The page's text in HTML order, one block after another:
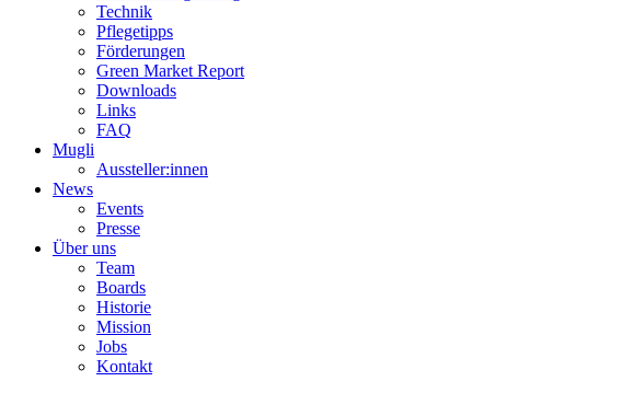
Technik
Pflegetipps
Förderungen
Green Market Report
Downloads
Links
FAQ
Mugli
Aussteller:innen
News
Events
Presse
Über uns
Team
Boards
Historie
Mission
Jobs
Kontakt